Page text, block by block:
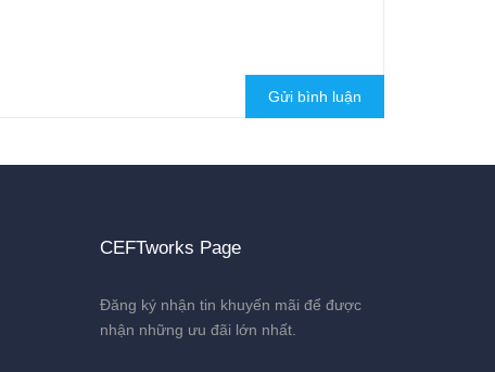
Gửi bình luận
CEFTworks Page
Đăng ký nhận tin khuyến mãi để được
nhận những ưu đãi lớn nhất.